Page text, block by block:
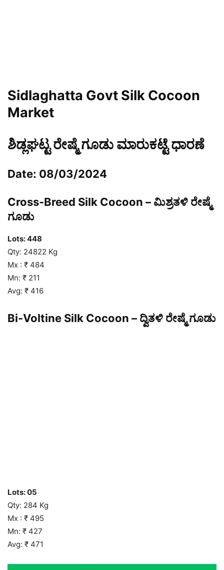
Sidlaghatta Govt Silk Cocoon
Market
ಶಿಡ್ಲಘಟ್ಟ ರೇಷ್ಮೆ ಗೂಡು ಮಾರುಕಟ್ಟೆ ಧಾರಣೆ
Date: 08/03/2024
Cross-Breed Silk Cocoon – ಮಿಶ್ರತಳಿ ರೇಷ್ಮೆ
ಗೂಡು
Lots: 448
Qty: 24822 Kg
Mx : ₹ 484
Mn: ₹ 211
Avg: ₹ 416
Bi-Voltine Silk Cocoon – ದ್ವಿತಳಿ ರೇಷ್ಮೆ ಗೂಡು
Lots: 05
Qty: 284 Kg
Mx : ₹ 495
Mn: ₹ 427
Avg: ₹ 471